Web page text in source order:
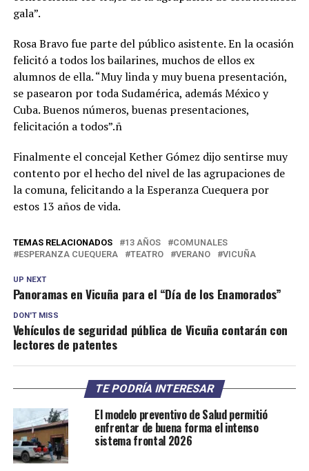
gala”.
Rosa Bravo fue parte del público asistente. En la ocasión
felicitó a todos los bailarines, muchos de ellos ex
alumnos de ella. “Muy linda y muy buena presentación,
se pasearon por toda Sudamérica, además México y
Cuba. Buenos números, buenas presentaciones,
felicitación a todos”.ñ
Finalmente el concejal Kether Gómez dijo sentirse muy
contento por el hecho del nivel de las agrupaciones de
la comuna, felicitando a la Esperanza Cuequera por
estos 13 años de vida.
TEMAS RELACIONADOS 13 AÑOS
COMUNALES
ESPERANZA CUEQUERA
TEATRO VERANO VICUÑA
UP NEXT
Panoramas en Vicuña para el “Día de los Enamorados”
DON'T MISS
Vehículos de seguridad pública de Vicuña contarán con
lectores de patentes
TE PODRÍA INTERESAR
El modelo preventivo de Salud permitió
enfrentar de buena forma el intenso
sistema frontal 2026